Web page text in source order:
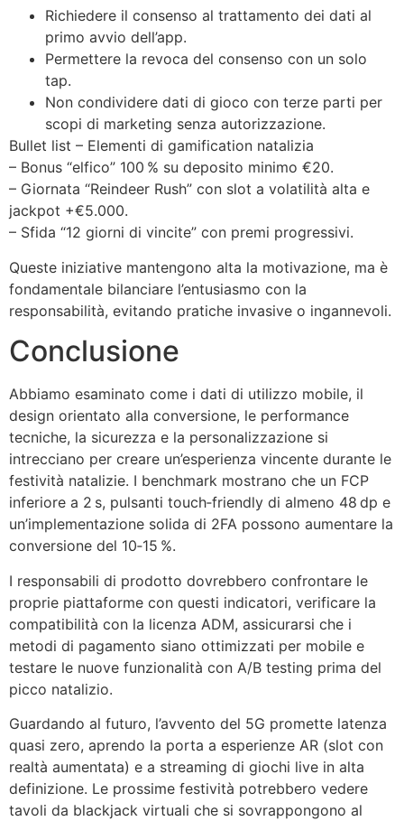
Richiedere il consenso al trattamento dei dati al
primo avvio dell’app.
Permettere la revoca del consenso con un solo
tap.
Non condividere dati di gioco con terze parti per
scopi di marketing senza autorizzazione.
Bullet list – Elementi di gamification natalizia
– Bonus “elfico” 100 % su deposito minimo €20.
– Giornata “Reindeer Rush” con slot a volatilità alta e
jackpot +€5.000.
– Sfida “12 giorni di vincite” con premi progressivi.
Queste iniziative mantengono alta la motivazione, ma è
fondamentale bilanciare l’entusiasmo con la
responsabilità, evitando pratiche invasive o ingannevoli.
Conclusione
Abbiamo esaminato come i dati di utilizzo mobile, il
design orientato alla conversione, le performance
tecniche, la sicurezza e la personalizzazione si
intrecciano per creare un’esperienza vincente durante le
festività natalizie. I benchmark mostrano che un FCP
inferiore a 2 s, pulsanti touch‑friendly di almeno 48 dp e
un’implementazione solida di 2FA possono aumentare la
conversione del 10‑15 %.
I responsabili di prodotto dovrebbero confrontare le
proprie piattaforme con questi indicatori, verificare la
compatibilità con la licenza ADM, assicurarsi che i
metodi di pagamento siano ottimizzati per mobile e
testare le nuove funzionalità con A/B testing prima del
picco natalizio.
Guardando al futuro, l’avvento del 5G promette latenza
quasi zero, aprendo la porta a esperienze AR (slot con
realtà aumentata) e a streaming di giochi live in alta
definizione. Le prossime festività potrebbero vedere
tavoli da blackjack virtuali che si sovrappongono al